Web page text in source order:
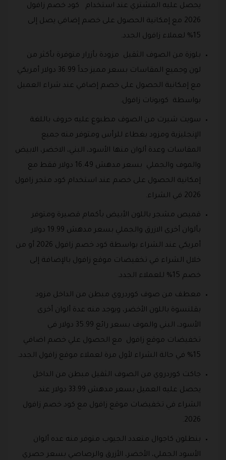
يحصل عليه المشتري عند استخدام كود خصم زافول
2026 مع إمكانية الحصول على خصم إضافي يصل إلى
15% لعملاء زافول الجدد.
بلوزة من الصوف الثقيل مزودة بأزرار متوفرة بأكثر من
لون وجميع المقاسات بسعر مميز جداً 36.99 دولار أمريكي
مع إمكانية الحصول على خصم إضافي عند شراء العميل
بواسطة كوبونات زافول.
سويت شيرت من الصوف مطبوع عليه حروف باللغة
الإنجليزية ومزود بغطاء للرأس ومتوفر منه جميع
المقاسات وعدة ألوان منها الأسود، البني، الاخضر، الابيض
والموف والجملي بسعر مدهش 16.49 دولار فقط مع
إمكانية الحصول على خصم عند استخدام كود متجر زافول
2026 في الشراء.
قميص مشجر باللون الأبيض بأكمام قصيرة ومتوفر
بألوان أخرى الازرق والجملي بسعر مدهش 19.99 دولار
أمريكي عند الشراء بواسطة كود خصم زافول 2026 أو من
خلال الشراء في تخفيضات موقع زافول بالإضافة إلى
خصم 15% للعملاء الجدد.
معطف من صوف كوردروي مبطن من الداخل مزود
بقلنسوة باللون الأخضر، ويوجد منه عدة ألوان أخرى
الأسود، البني والموف بسعر رائع 35.99 دولار في
تخفيضات موقع زافول مع الحصول علي خصم اضافي
15% في حالة الشراء لأول مرة لعملاء موقع زافول الجدد.
جاكت كوردروي من الصوف الثقيل مبطن من الداخل
يحصل عليه العميل بسعر مدهش 33.99 دولار عند
الشراء في تخفيضات موقع زافول مع كود خصم زافول
2026.
بنطلون كاجوال متعدد الجيوب متوفر منه عده ألوان
الأسود الجملي، الأخضر، الأزرق والرصاصي بسعر حصري